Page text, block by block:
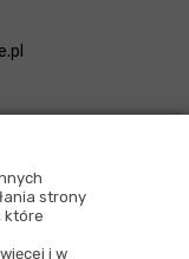
strony
które
i w